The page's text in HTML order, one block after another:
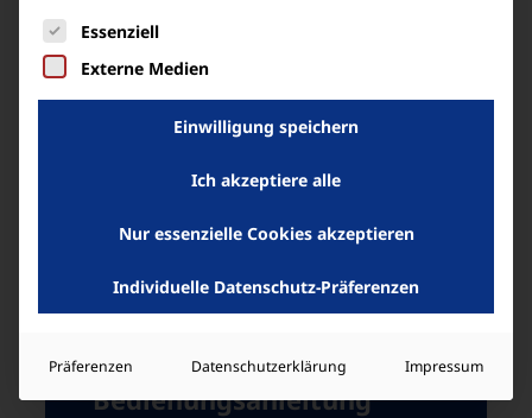
Bedienungsanleitung
Es folgt eine Liste der Service-Gruppen, für die
Essenziell
Externe Medien
Einwilligung speichern
Ich akzeptiere alle
Nur essenzielle Cookies akzeptieren
Individuelle Datenschutz-Präferenzen
Präferenzen Datenschutzerklärung Impressum